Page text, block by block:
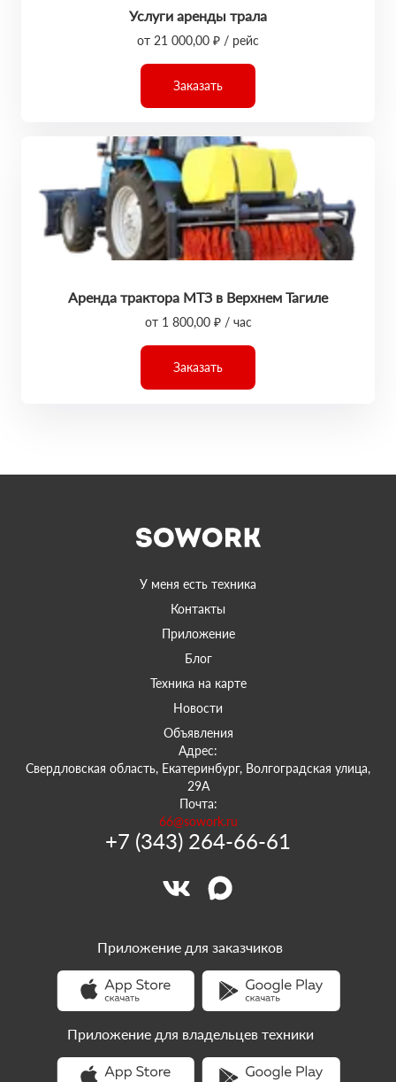
Услуги аренды трала
от 21 000,00 ₽ / рейс
Заказать
Аренда трактора МТЗ в Верхнем Тагиле
от 1 800,00 ₽ / час
Заказать
У меня есть техника
Контакты
Приложение
Блог
Техника на карте
Новости
Объявления
Адрес:
Свердловская область, Екатеринбург, Волгоградская улица,
29А
Почта:
66@sowork.ru
+7 (343) 264-66-61
Приложение для заказчиков
Приложение для владельцев техники